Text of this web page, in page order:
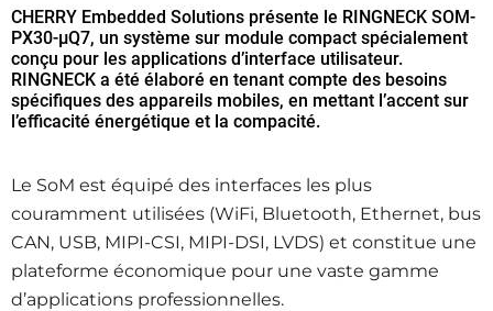
CHERRY Embedded Solutions présente le RINGNECK SOM-
PX30-µQ7, un système sur module compact spécialement
conçu pour les applications d’interface utilisateur.
RINGNECK a été élaboré en tenant compte des besoins
spécifiques des appareils mobiles, en mettant l’accent sur
l’efficacité énergétique et la compacité.
Le SoM est équipé des interfaces les plus
couramment utilisées (WiFi, Bluetooth, Ethernet, bus
CAN, USB, MIPI-CSI, MIPI-DSI, LVDS) et constitue une
plateforme économique pour une vaste gamme
d’applications professionnelles.